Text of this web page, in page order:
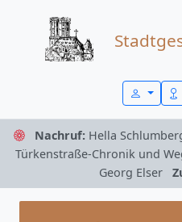
Nachruf: Hella
Türkenstraße-Chronik und
Georg Elser